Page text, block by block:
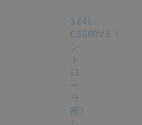
3Z4L-
C5000V3（コ
ン
ト
ロ
ー
ラ
部）